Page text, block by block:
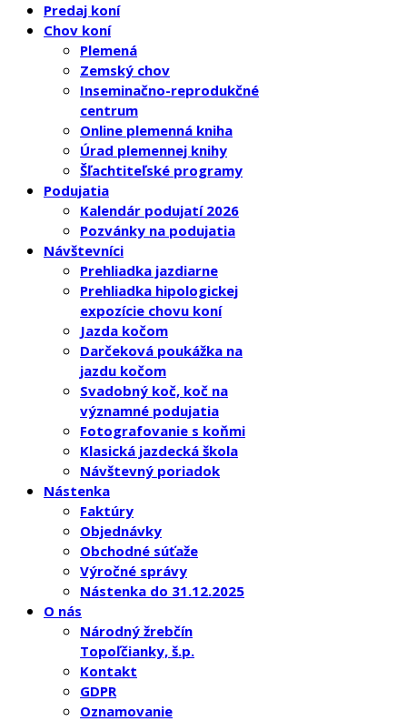
Predaj koní
Chov koní
Plemená
Zemský chov
Inseminačno-reprodukčné
centrum
Online plemenná kniha
Úrad plemennej knihy
Šľachtiteľské programy
Podujatia
Kalendár podujatí 2026
Pozvánky na podujatia
Návštevníci
Prehliadka jazdiarne
Prehliadka hipologickej
expozície chovu koní
Jazda kočom
Darčeková poukážka na
jazdu kočom
Svadobný koč, koč na
významné podujatia
Fotografovanie s koňmi
Klasická jazdecká škola
Návštevný poriadok
Nástenka
Faktúry
Objednávky
Obchodné súťaže
Výročné správy
Nástenka do 31.12.2025
O nás
Národný žrebčín
Topoľčianky, š.p.
Kontakt
GDPR
Oznamovanie